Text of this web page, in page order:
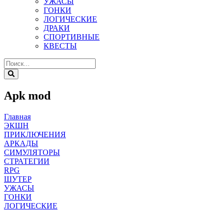
ГОНКИ
ЛОГИЧЕСКИЕ
ДРАКИ
СПОРТИВНЫЕ
КВЕСТЫ
Apk mod
Главная
ЭКШН
ПРИКЛЮЧЕНИЯ
АРКАДЫ
СИМУЛЯТОРЫ
СТРАТЕГИИ
RPG
ШУТЕР
УЖАСЫ
ГОНКИ
ЛОГИЧЕСКИЕ